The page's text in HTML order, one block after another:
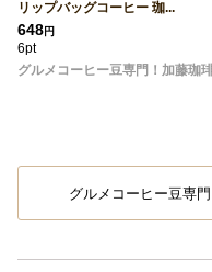
リップバッグコーヒー 珈...
648円
6pt
グルメコーヒー豆専門！加藤珈
グルメコーヒー豆専